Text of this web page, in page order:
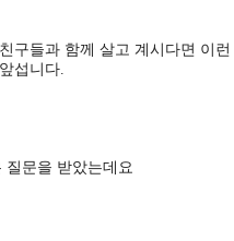
구들과 함께 살고 계시다면 이런
섭니다.
질문을 받았는데요